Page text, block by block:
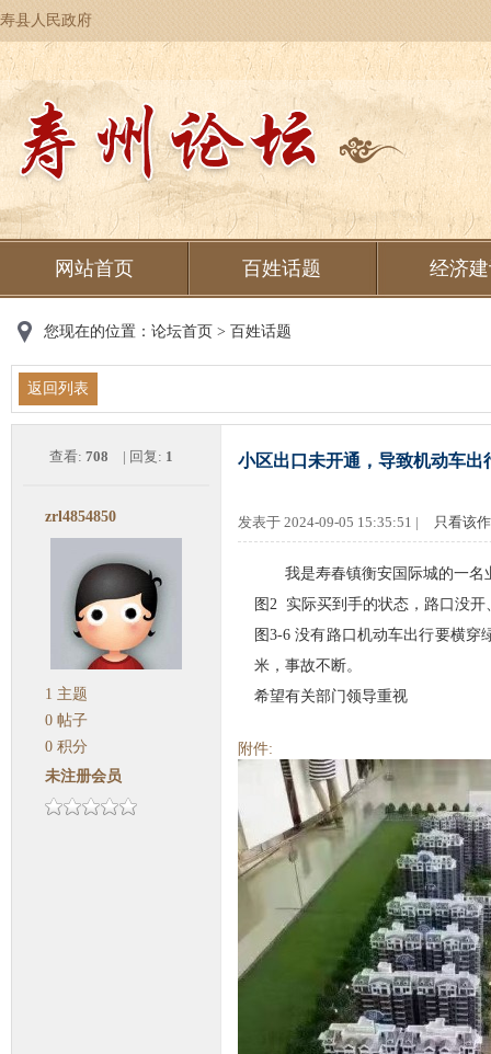
寿县人民政府
网站首页 百姓话题 经济
您现在的位置： 论坛首页 > 百姓话题
返回列表
查看: 708 | 回复: 1 小区出口未开通，导致机动车
zrl4854850
1 主题
0 帖子
0 积分
未注册会员
发表于 2024-09-05 15:35:51 | 只看该
我是寿春镇衡安国际城的一
图2 实际买到手的状态，路口没
图3-6 没有路口机动车出行要横
米，事故不断。
希望有关部门领导重视
附件: